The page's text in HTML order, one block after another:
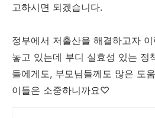
고하시면 되겠습니다.
정부에서 저출산을 해결하고자
놓고 있는데 부디 실효성 있는 정
들에게도, 부모님들께도 많은 도
이들은 소중하니까요♡